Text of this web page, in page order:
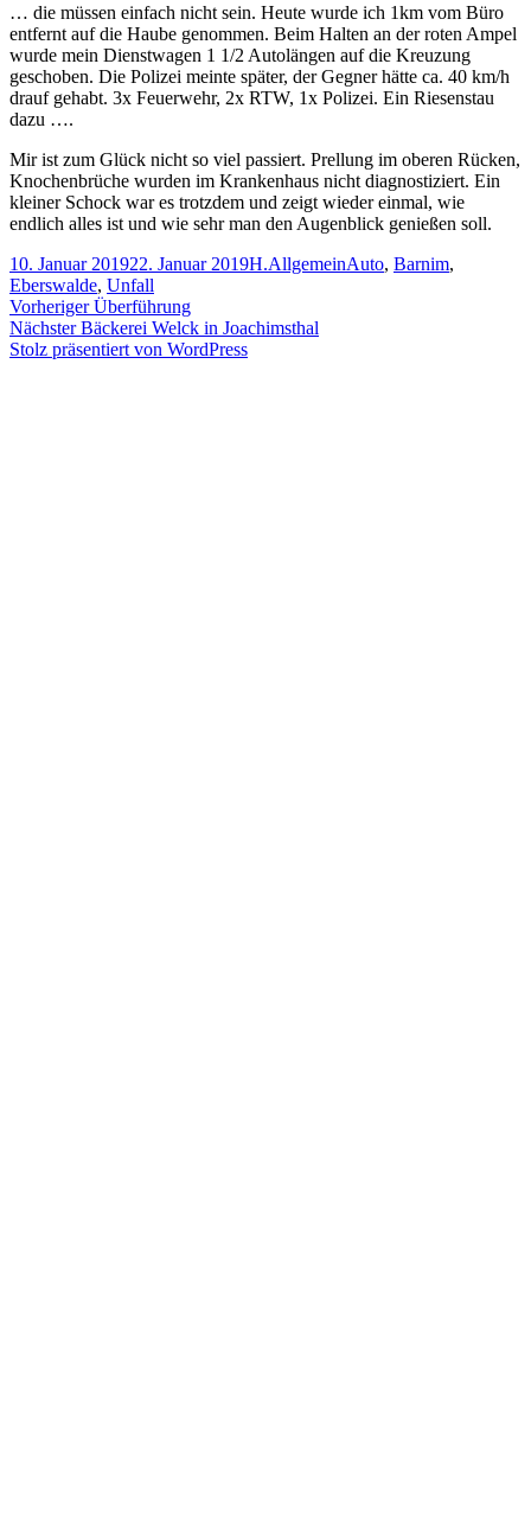
… die müssen einfach nicht sein. Heute wurde ich 1km vom Büro
entfernt auf die Haube genommen. Beim Halten an der roten Ampel
wurde mein Dienstwagen 1 1/2 Autolängen auf die Kreuzung
geschoben. Die Polizei meinte später, der Gegner hätte ca. 40 km/h
drauf gehabt. 3x Feuerwehr, 2x RTW, 1x Polizei. Ein Riesenstau
dazu ….
Mir ist zum Glück nicht so viel passiert. Prellung im oberen Rücken,
Knochenbrüche wurden im Krankenhaus nicht diagnostiziert. Ein
kleiner Schock war es trotzdem und zeigt wieder einmal, wie
endlich alles ist und wie sehr man den Augenblick genießen soll.
Veröffentlicht
am
10. Januar 201922. Januar 2019Autor
H.Kategorien
AllgemeinSchlagwörter
Auto, Barnim,
Eberswalde, Unfall
Beitragsnavigation
Vorheriger Vorheriger
Beitrag:
Überführung
Nächster Nächster
Beitrag:
Bäckerei Welck in Joachimsthal
Stolz präsentiert von WordPress